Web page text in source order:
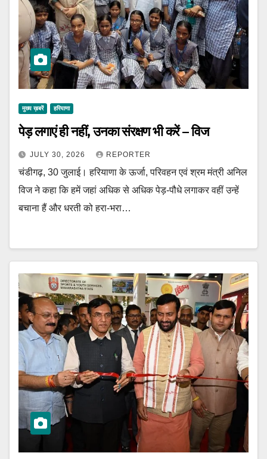
मुख्य ख़बरें हरियाणा
पेड़ लगाएं ही नहीं, उनका संरक्षण भी करें – विज
JULY 30, 2026 REPORTER
चंडीगढ़, 30 जुलाई। हरियाणा के ऊर्जा, परिवहन एवं श्रम मंत्री अनिल
विज ने कहा कि हमें जहां अधिक से अधिक पेड़-पौधे लगाकर वहीं उन्हें
बचाना हैं और धरती को हरा-भरा…